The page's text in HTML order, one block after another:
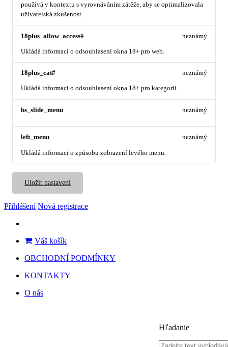
používá v kontextu s vyrovnáváním zátěže, aby se optimalizovala
uživatelská zkušenost.
18plus_allow_access#
Ukládá informaci o odsouhlasení okna 18+ pro web.
neznámý
18plus_cat#
Ukládá informaci o odsouhlasení okna 18+ pro kategorii.
neznámý
bs_slide_menu neznámý
left_menu
Ukládá informaci o způsobu zobrazení levého menu.
neznámý
Uložit nastavení
Přihlášení Nová registrace
Váš košík
OBCHODNÍ PODMÍNKY
KONTAKTY
O nás
Hľadanie